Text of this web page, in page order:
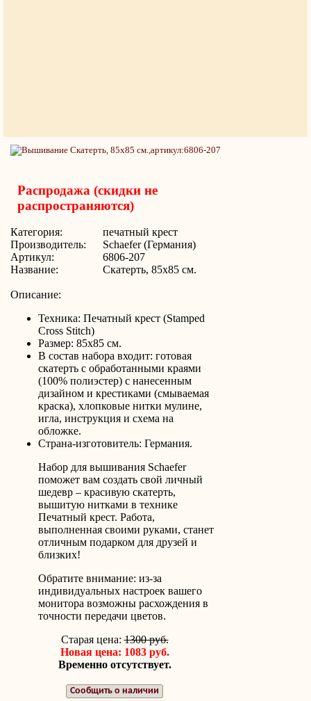
Распродажа (скидки не
распространяются)
Категория:
печатный крест
Производитель:
Schaefer (Германия)
Артикул:
6806-207
Название:
Скатерть, 85x85 см.
Описание:
Техника: Печатный крест (Stamped
Cross Stitch)
Размер: 85х85 см.
В состав набора входит: готовая
скатерть с обработанными краями
(100% полиэстер) с нанесенным
дизайном и крестиками (смываемая
краска), хлопковые нитки мулине,
игла, инструкция и схема на
обложке.
Страна-изготовитель: Германия.
Набор для вышивания Schaefer
поможет вам создать свой личный
шедевр – красивую скатерть,
вышитую нитками в технике
Печатный крест. Работа,
выполненная своими руками, станет
отличным подарком для друзей и
близких!
Обратите внимание: из-за
индивидуальных настроек вашего
монитора возможны расхождения в
точности передачи цветов.
Старая цена:1300 руб.
Новая цена: 1083 руб.
Временно отсутствует.
Сообщить о наличии